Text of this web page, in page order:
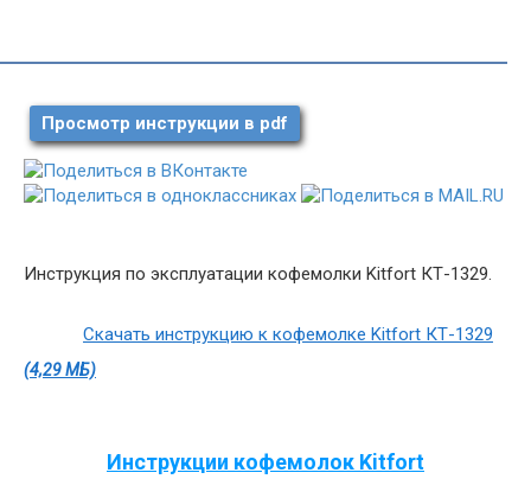
Просмотр инструкции в pdf
Инструкция по эксплуатации кофемолки Kitfort КТ-1329.
Скачать инструкцию к кофемолке Kitfort КТ-1329
(4,29 МБ)
Инструкции кофемолок Kitfort